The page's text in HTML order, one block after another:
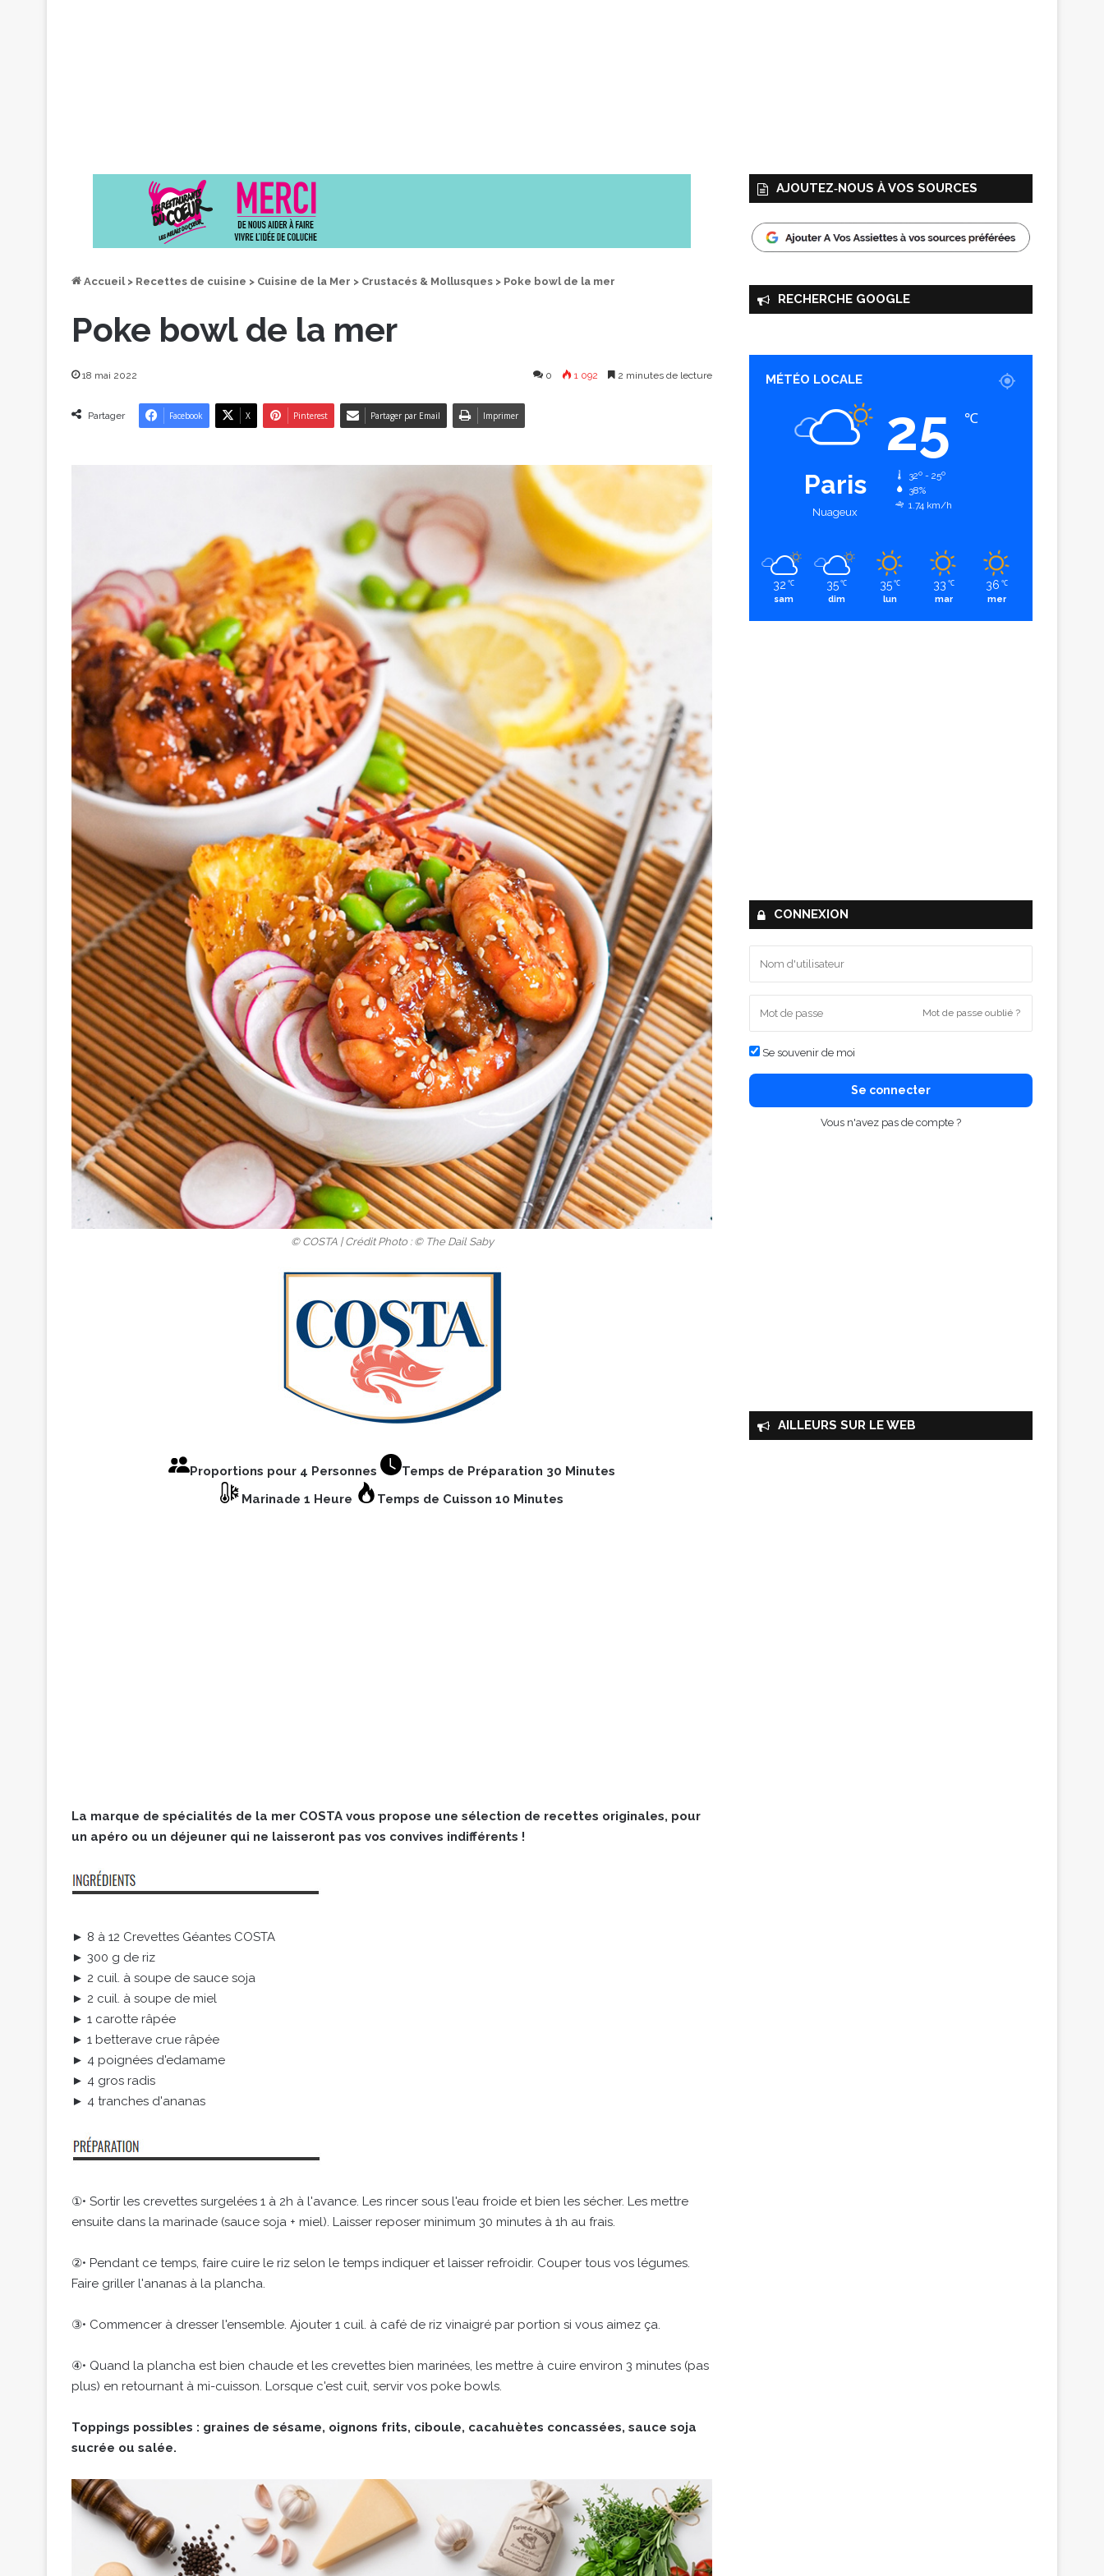
Accueil > Recettes de cuisine > Cuisine de la Mer > Crustacés & Mollusques > Poke bowl de la mer
Poke bowl de la mer
18 mai 2022 0 1 092 2 minutes de lecture
Partager Facebook X Pinterest Partager par Email Imprimer
© COSTA | Crédit Photo : © The Dail Saby
Proportions pour 4 Personnes
Temps de Préparation 30 Minutes
Marinade 1 Heure
Temps de Cuisson 10 Minutes
La marque de spécialités de la mer COSTA vous propose une sélection de recettes originales, pour
un apéro ou un déjeuner qui ne laisseront pas vos convives indifférents !
► 8 à 12 Crevettes Géantes COSTA
► 300 g de riz
► 2 cuil. à soupe de sauce soja
► 2 cuil. à soupe de miel
► 1 carotte râpée
► 1 betterave crue râpée
► 4 poignées d'edamame
► 4 gros radis
► 4 tranches d'ananas
①• Sortir les crevettes surgelées 1 à 2h à l'avance. Les rincer sous l'eau froide et bien les sécher. Les mettre
ensuite dans la marinade (sauce soja + miel). Laisser reposer minimum 30 minutes à 1h au frais.
②• Pendant ce temps, faire cuire le riz selon le temps indiquer et laisser refroidir. Couper tous vos légumes.
Faire griller l'ananas à la plancha.
③• Commencer à dresser l'ensemble. Ajouter 1 cuil. à café de riz vinaigré par portion si vous aimez ça.
④• Quand la plancha est bien chaude et les crevettes bien marinées, les mettre à cuire environ 3 minutes (pas
plus) en retournant à mi-cuisson. Lorsque c'est cuit, servir vos poke bowls.
Toppings possibles : graines de sésame, oignons frits, ciboule, cacahuètes concassées, sauce soja
sucrée ou salée.
AJOUTEZ‑NOUS À VOS SOURCES
RECHERCHE GOOGLE
MÉTÉO LOCALE
Paris
Nuageux
25 ℃
32º - 25º
38%
1.74 km/h
32 ℃
sam
35 ℃
dim
35 ℃
lun
33 ℃
mar
36 ℃
mer
CONNEXION
Mot de passe oublié ?
Se souvenir de moi
Se connecter
Vous n'avez pas de compte ?
AILLEURS SUR LE WEB